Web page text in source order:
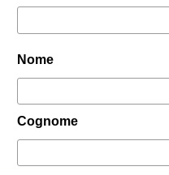
Nome
Cognome